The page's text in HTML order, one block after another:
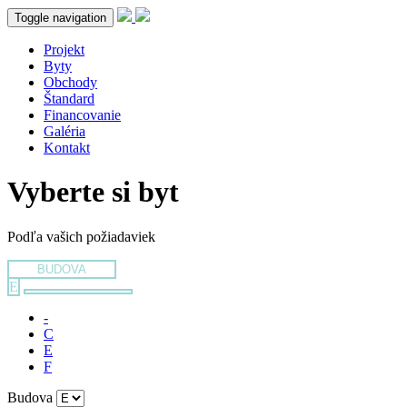
Toggle navigation
Projekt
Byty
Obchody
Štandard
Financovanie
Galéria
Kontakt
Vyberte si byt
Podľa vašich požiadaviek
BUDOVA
E
-
C
E
F
Budova